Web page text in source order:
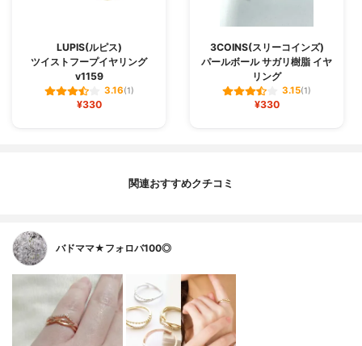
LUPIS(ルピス)
ツイストフープイヤリング
v1159
3.16(1)
¥330
3COINS(スリーコインズ)
パールボール サガリ樹脂 イヤ
リング
3.15(1)
¥330
関連おすすめクチコミ
バドママ★フォロバ100◎